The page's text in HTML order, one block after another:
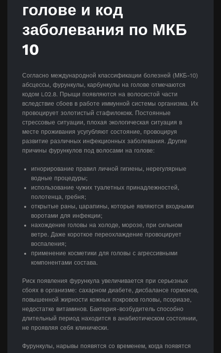
голове и код
заболевания по МКБ
10
Согласно международной классификации болезней (МКБ-10)
абсцессы, фурункулы, карбункулы на голове отмечаются
кодом L02.8. Прыщи появляются на волосистой части
вследствие сбоев в работе иммунной системы организма. Их
провоцирует золотистый стафилококк. Постоянные
стрессовые ситуации, плохая экологическая ситуация в
месте проживания усугубляют состояние, провоцируя
развитие различных инфекционных заболевания. Другие
причины фурункулов под волосами на голове:
игнорирование правил личной гигиены, нерегулярные
водные процедуры;
использование чужих туалетных принадлежностей,
полотенца, гребня;
открытые раны, царапины, которые являются входными
воротами для инфекции;
нахождение головы на холоде, морозе, при сильном
ветре. Даже короткое переохлаждение провоцирует
воспаления;
применение косметики для головы с агрессивными
компонентами состава.
Риск появления фурункула увеличивается при серьезных
сбоях в организме: сахарном диабете, дисбалансе гормонов,
повышенной жирности кожных покровов головы, псориазе,
недостатке витаминов. Бактерия-возбудитель способно
длительный период находится в анабиотическом состоянии,
не проявляя себя клинически.
Фурункулы, нарывы появятся со временем, когда появятся